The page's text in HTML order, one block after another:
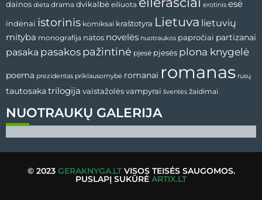
NUOTRAUKŲ GALERIJA
dainos dieta drama dvikalbė eiliuota erotinis esė
indėnai istorinis komiksai kraštotyra Lietuva lietuvių
mityba monografija natos novelės nuotraukos papročiai partizanai
pasaka pasakos pažintinė pjesė pjesės plona knygelė
poema prezidentas priklausomybė romanai romanas rusų
tautosaka trilogija vaistažolėsvampyrai šventės žaidimai
© 2023 GERAKNYGA.LTVISOS TEISĖS SAUGOMOS.
PUSLAPĮ SUKŪRĖ ARTIX.LT